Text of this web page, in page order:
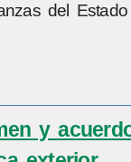
del
y